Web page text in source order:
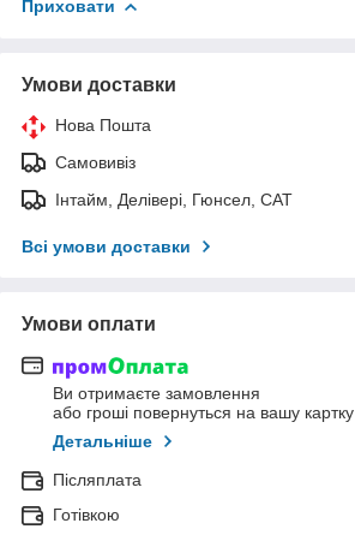
Приховати
Умови доставки
Нова Пошта
Самовивіз
Інтайм, Делівері, Гюнсел, САТ
Всі умови доставки
Умови оплати
Ви отримаєте замовлення
або гроші повернуться на вашу картку
Детальніше
Післяплата
Готівкою